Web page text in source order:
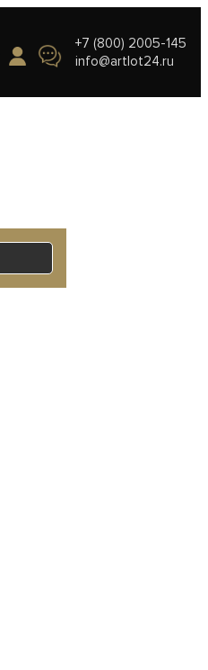
+7 (800) 2005-145
info@artlot24.ru